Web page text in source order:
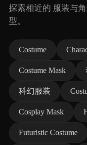
探索相近的 服装与
型。
Costume
Costume Mask
科幻服装
Cosplay Mask
Futuristic Costume